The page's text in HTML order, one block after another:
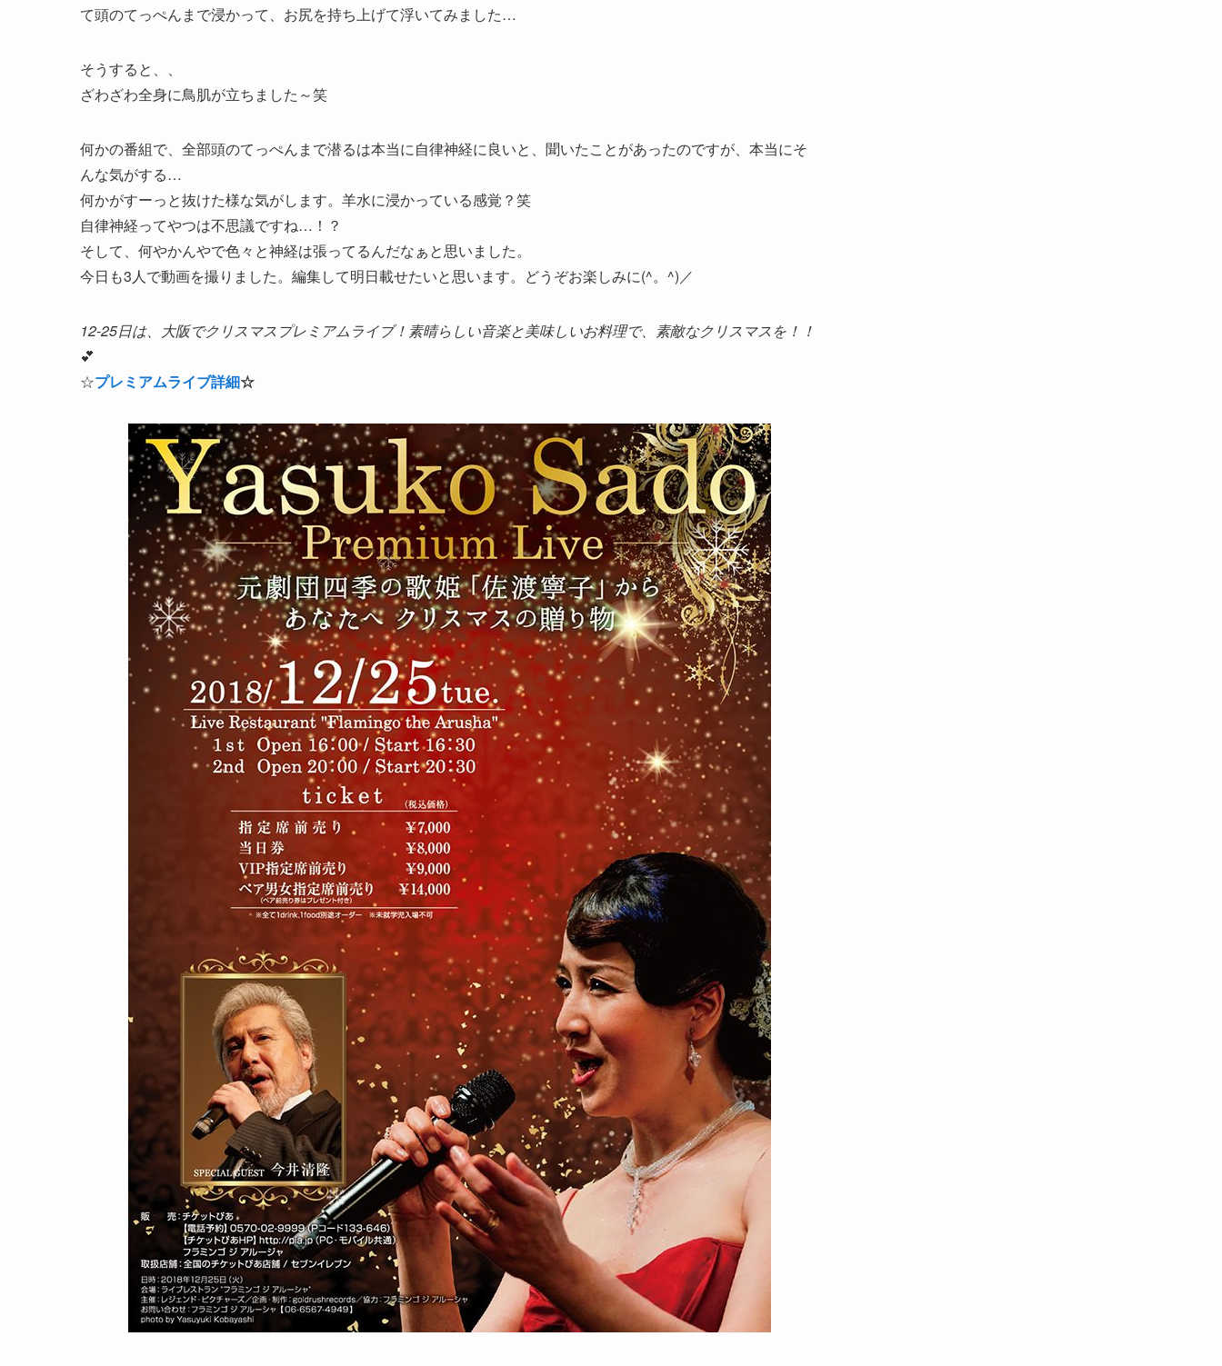
て頭のてっぺんまで浸かって、お尻を持ち上げて浮いてみました…
そうすると、、
ざわざわ全身に鳥肌が立ちました～笑
何かの番組で、全部頭のてっぺんまで潜るは本当に自律神経に良いと、聞いたことがあったのですが、本当にそ
んな気がする…
何かがすーっと抜けた様な気がします。羊水に浸かっている感覚？笑
自律神経ってやつは不思議ですね…！？
そして、何やかんやで色々と神経は張ってるんだなぁと思いました。
今日も3人で動画を撮りました。編集して明日載せたいと思います。どうぞお楽しみに(^。^)／
12-25日は、大阪でクリスマスプレミアムライブ！素晴らしい音楽と美味しいお料理で、素敵なクリスマスを！！
💕
☆プレミアムライブ詳細☆